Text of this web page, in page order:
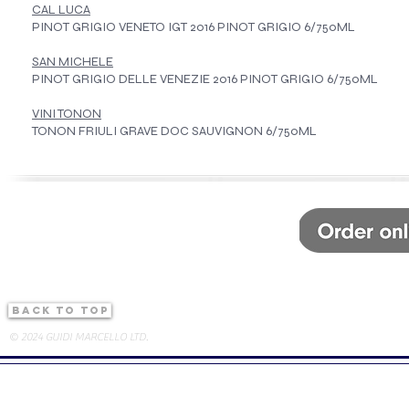
CAL LUCA
PINOT GRIGIO VENETO IGT 2016 PINOT GRIGIO 6/750ML
SAN MICHELE
PINOT GRIGIO DELLE VENEZIE 2016 PINOT GRIGIO 6/750ML
VINI TONON
TONON FRIULI GRAVE DOC SAUVIGNON 6/750ML
back to top
© 2024 GUIDI MARCELLO LTD.